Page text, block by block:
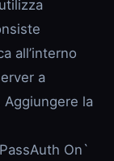
all’interno
a
Aggiungere la
On`